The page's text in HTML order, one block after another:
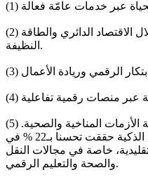
(2) تعزيز الاستدامة البيئية من خلال الاقتصاد الدائري والطاقة
النظيفة.
(5) بناء المرونة الحضرية، لمواجهة الأزمات المناخية والصحية.
وتشير دراسة حديثة إلى أن المدن الذكية حققت تحسنا بـ22 % في
خاصة في مجالات النقل
والصحة والتعليم الرقمي.